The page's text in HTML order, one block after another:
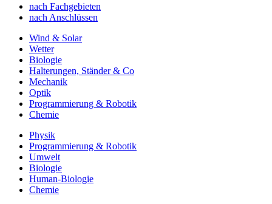
nach Fachgebieten
nach Anschlüssen
Wind & Solar
Wetter
Biologie
Halterungen, Ständer & Co
Mechanik
Optik
Programmierung & Robotik
Chemie
Physik
Programmierung & Robotik
Umwelt
Biologie
Human-Biologie
Chemie